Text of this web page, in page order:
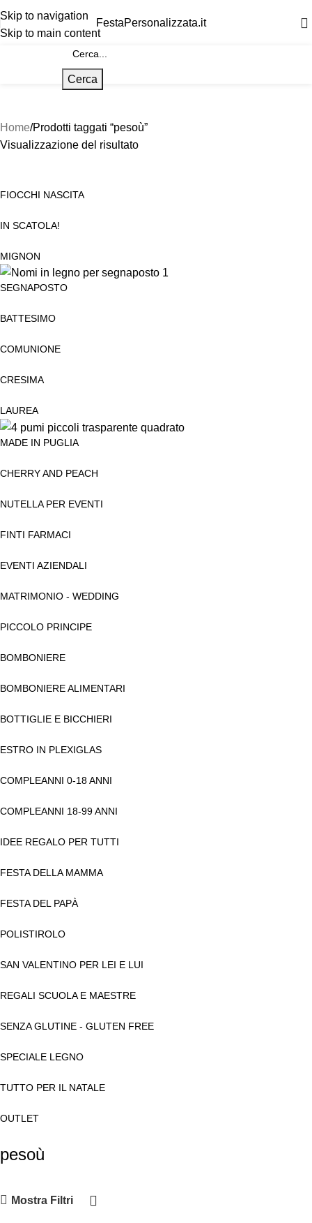
Skip to navigation
Skip to main content
FestaPersonalizzata.it
Cerca
Home Prodotti taggati “pesoù”
Visualizzazione del risultato
FIOCCHI NASCITA
IN SCATOLA!
MIGNON
SEGNAPOSTO
BATTESIMO
COMUNIONE
CRESIMA
LAUREA
MADE IN PUGLIA
CHERRY AND PEACH
NUTELLA PER EVENTI
FINTI FARMACI
EVENTI AZIENDALI
MATRIMONIO - WEDDING
PICCOLO PRINCIPE
BOMBONIERE
BOMBONIERE ALIMENTARI
BOTTIGLIE E BICCHIERI
ESTRO IN PLEXIGLAS
COMPLEANNI 0-18 ANNI
COMPLEANNI 18-99 ANNI
IDEE REGALO PER TUTTI
FESTA DELLA MAMMA
FESTA DEL PAPÀ
POLISTIROLO
SAN VALENTINO PER LEI E LUI
REGALI SCUOLA E MAESTRE
SENZA GLUTINE - GLUTEN FREE
SPECIALE LEGNO
TUTTO PER IL NATALE
OUTLET
pesoù
Mostra Filtri